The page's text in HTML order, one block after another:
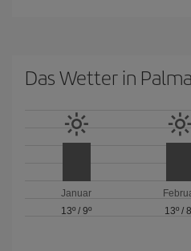
Das Wetter in
Januar
13º /9º
13º /